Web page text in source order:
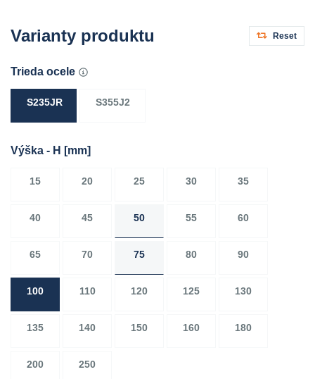
Varianty produktu Reset
Trieda ocele
S235JR S355J2
Výška - H [mm]
15 20 25 30 35
40 45 50 55 60
65 70 75 80 90
100 110 120 125 130
135 140 150 160 180
200 250